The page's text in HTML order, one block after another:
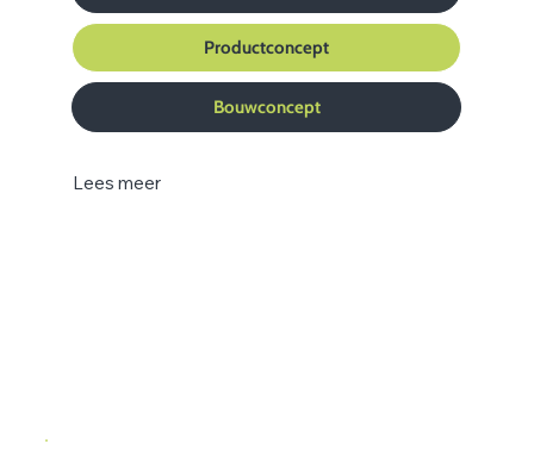
Productconcept
Bouwconcept
Lees meer